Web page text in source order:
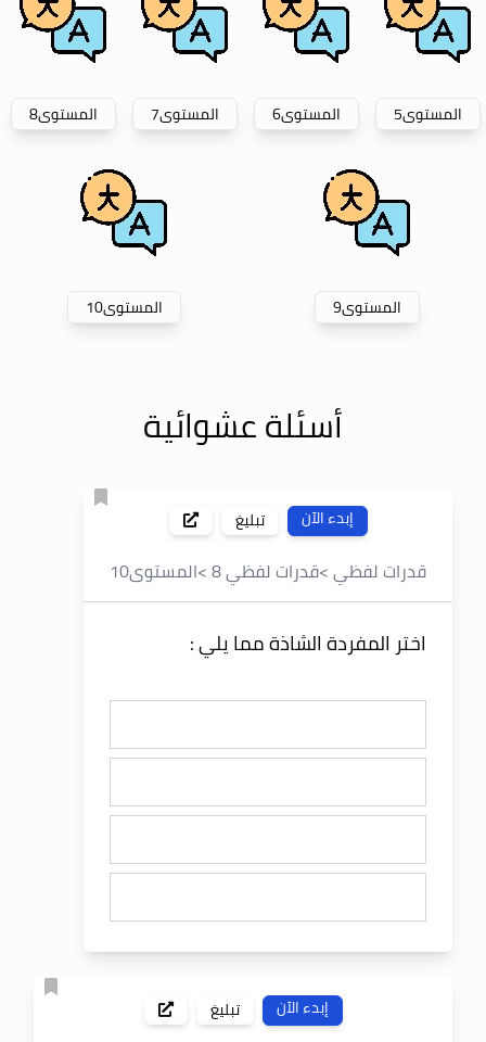
المستوى5 المستوى6 المستوى7 المستوى8
المستوى9 المستوى10
أسئلة عشوائية
إبدء الآن تبليغ
قدرات لفظي>قدرات لفظي 8 >المستوى10
اختر المفردة الشاذة مما يلي :
إبدء الآن تبليغ